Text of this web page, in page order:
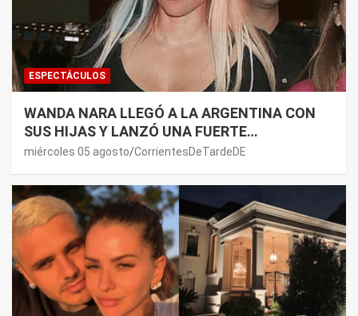
ESPECTÁCULOS
WANDA NARA LLEGÓ A LA ARGENTINA CON
SUS HIJAS Y LANZÓ UNA FUERTE
PREMONICIÓN SOBRE MAURO ICARDI
miércoles 05 agosto CorrientesDeTardeDE